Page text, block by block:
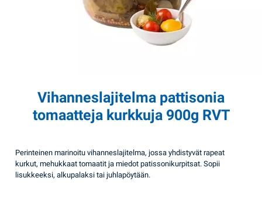
Vihanneslajitelma pattisonia
tomaatteja kurkkuja 900g RVT
Perinteinen marinoitu vihanneslajitelma, jossa yhdistyvät rapeat
kurkut, mehukkaat tomaatit ja miedot patissonikurpitsat. Sopii
lisukkeeksi, alkupalaksi tai juhlapöytään.